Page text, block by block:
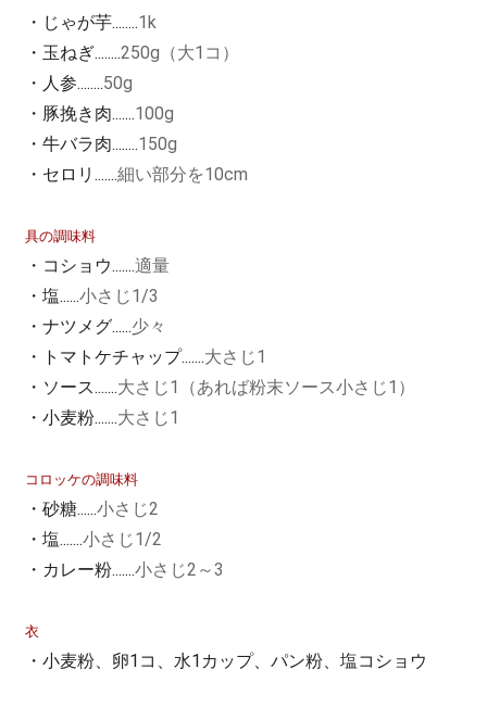
・じゃが芋........1k
・玉ねぎ........250g（大1コ）
・人参........50g
・豚挽き肉.......100g
・牛バラ肉........150g
・セロリ.......細い部分を10cm
具の調味料
・コショウ.......適量
・塩......小さじ1/3
・ナツメグ......少々
・トマトケチャップ.......大さじ1
・ソース.......大さじ1（あれば粉末ソース小さじ1）
・小麦粉.......大さじ1
コロッケの調味料
・砂糖......小さじ2
・塩.......小さじ1/2
・カレー粉.......小さじ2～3
衣
・小麦粉、卵1コ、水1カップ、パン粉、塩コショウ